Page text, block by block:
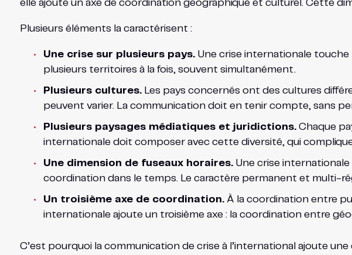
elle ajoute un axe de coordination géographique et culturel. Cette
Plusieurs éléments la caractérisent :
Une crise sur plusieurs pays.Une crise internationale touche
plusieurs territoires à la fois, souvent simultanément.
Plusieurs cultures.Les pays concernés ont des cultures
peuvent varier. La communication doit en tenir compte, sans
Plusieurs paysages médiatiques et juridictions.Chaque
internationale doit composer avec cette diversité, qui
Une dimension de fuseaux horaires.Une crise internationale
coordination dans le temps. Le caractère permanent et multi-
Un troisième axe de coordination.À la coordination entre
internationale ajoute un troisième axe : la coordination entre
C’est pourquoi la communication de crise à l’international ajoute